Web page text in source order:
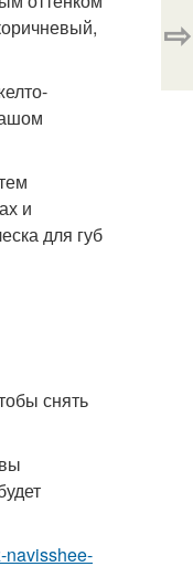
и
для губ
снять
navisshee-
⇨